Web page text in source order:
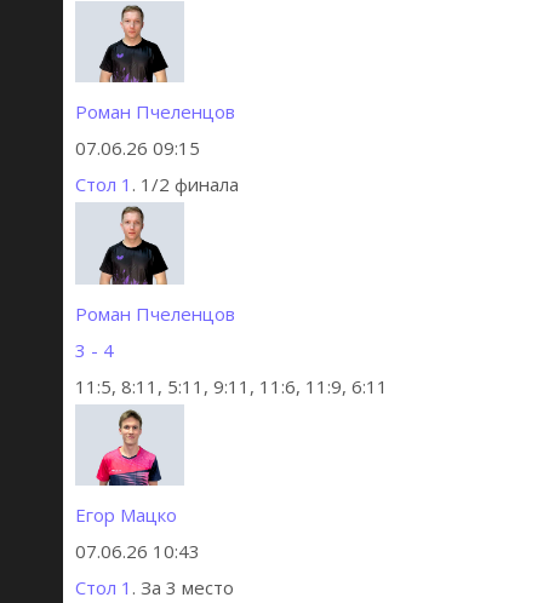
Роман Пчеленцов
07.06.26 09:15
Стол 1 . 1/2 финала
Роман Пчеленцов
3 - 4
11:5, 8:11, 5:11, 9:11, 11:6, 11:9, 6:11
Егор Мацко
07.06.26 10:43
Стол 1 . За 3 место